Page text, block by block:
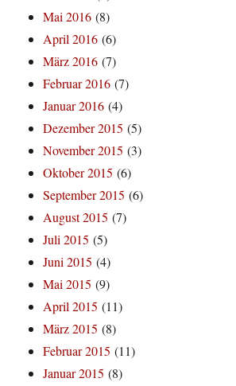
Mai 2016 (8)
April 2016 (6)
März 2016 (7)
Februar 2016 (7)
Januar 2016 (4)
Dezember 2015 (5)
November 2015 (3)
Oktober 2015 (6)
September 2015 (6)
August 2015 (7)
Juli 2015 (5)
Juni 2015 (4)
Mai 2015 (9)
April 2015 (11)
März 2015 (8)
Februar 2015 (11)
Januar 2015 (8)